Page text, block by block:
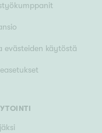
evästeiden käytöstä